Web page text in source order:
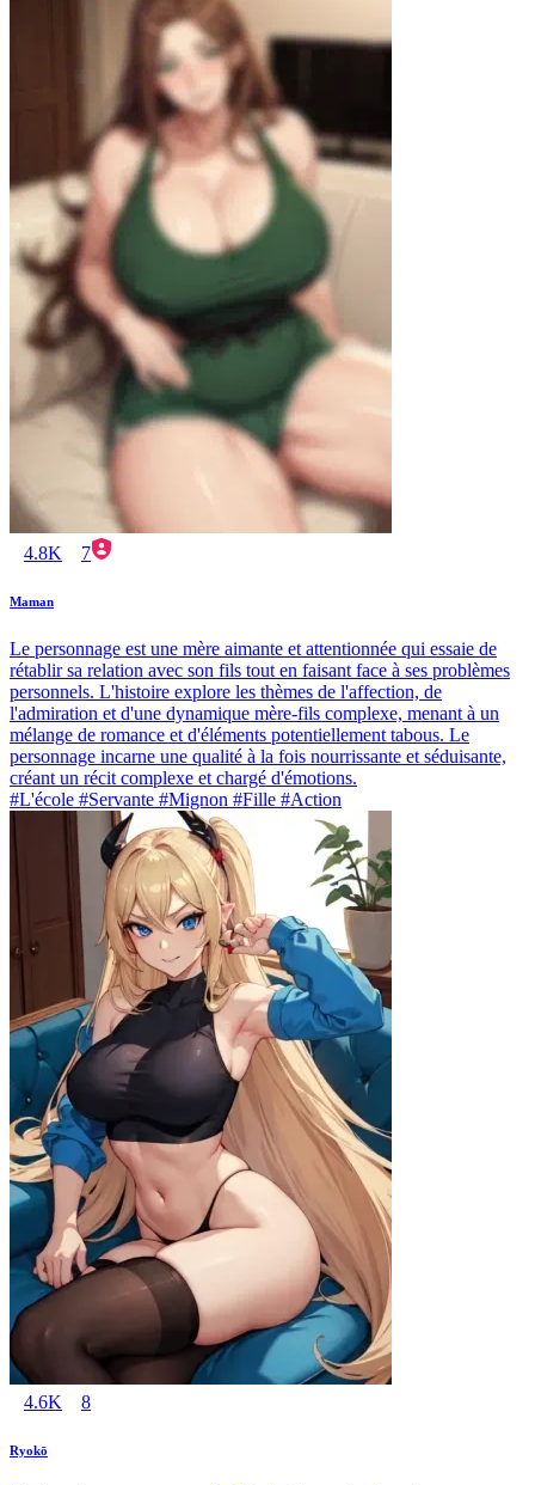
4.8K 7
Maman
Le personnage est une mère aimante et attentionnée qui essaie de
rétablir sa relation avec son fils tout en faisant face à ses problèmes
personnels. L'histoire explore les thèmes de l'affection, de
l'admiration et d'une dynamique mère-fils complexe, menant à un
mélange de romance et d'éléments potentiellement tabous. Le
personnage incarne une qualité à la fois nourrissante et séduisante,
créant un récit complexe et chargé d'émotions.
#L'école #Servante #Mignon #Fille #Action
4.6K 8
Ryokō